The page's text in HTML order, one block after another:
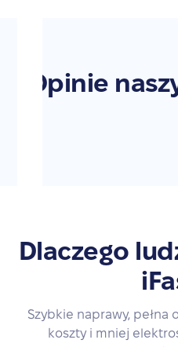
Opinie
Dlaczego
Szybkie naprawy, pełna
koszty i mniej